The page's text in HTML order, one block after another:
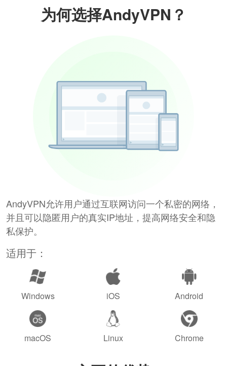
为何选择AndyVPN？
AndyVPN允许用户通过互联网访问一个私密的网络，
并且可以隐匿用户的真实IP地址，提高网络安全和隐
私保护。
适用于：
Windows iOS Android
macOS Linux Chrome